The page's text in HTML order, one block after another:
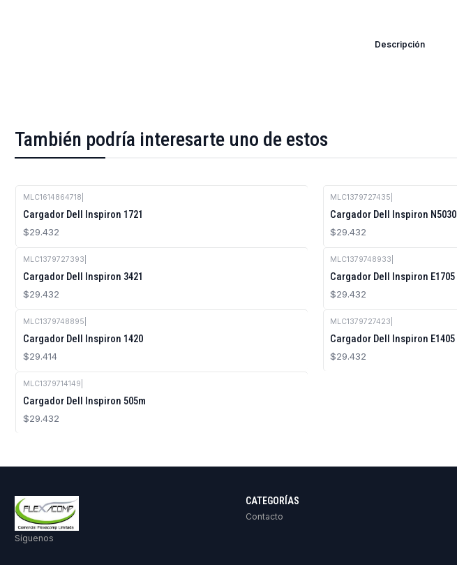
Descripción
También podría interesarte uno de estos
MLC1614864718
Cargador Dell Inspiron 1721
$29.432
MLC1379727435
Cargador Dell Inspiron N5030
$29.432
MLC1379727393
Cargador Dell Inspiron 3421
$29.432
MLC1379748933
Cargador Dell Inspiron E1705
$29.432
MLC1379748895
Cargador Dell Inspiron 1420
$29.414
MLC1379727423
Cargador Dell Inspiron E1405
$29.432
MLC1379714149
Cargador Dell Inspiron 505m
$29.432
Síguenos
CATEGORÍAS
Contacto